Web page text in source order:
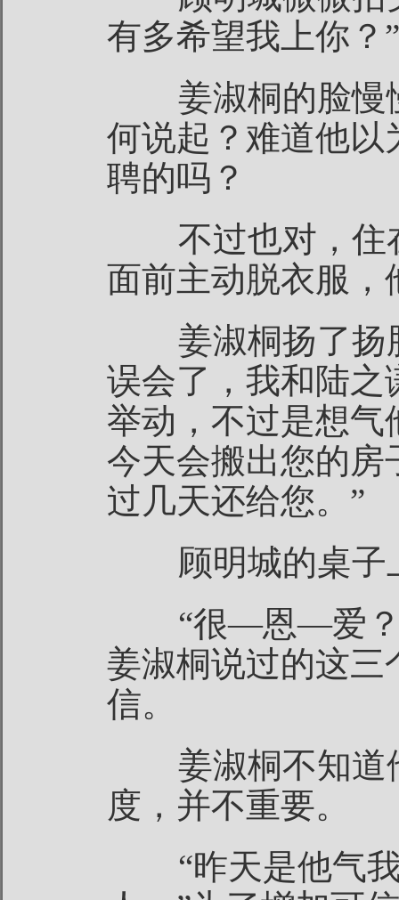
有多希望我上你？”
姜淑桐的脸慢
何说起？难道他以
聘的吗？
不过也对，住
面前主动脱衣服，
姜淑桐扬了扬
误会了，我和陆之
举动，不过是想气
今天会搬出您的房
过几天还给您。”
顾明城的桌子
“很—恩—爱？”
姜淑桐说过的这三
信。
姜淑桐不知道
度，并不重要。
“昨天是他气我